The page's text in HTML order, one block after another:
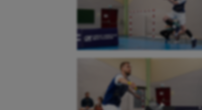
Aéronautique
Athlétisme
Auto
Balle à la main
Ballon au poing